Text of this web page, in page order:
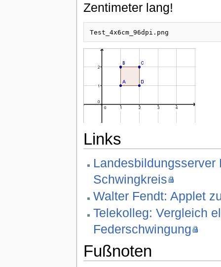
Zentimeter lang!
Links
Schwingkreis
Walter Fendt: Applet
Telekolleg: Vergleich
Federschwingung
Fußnoten